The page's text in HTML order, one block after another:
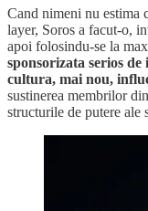
Cand nimeni nu estima
layer, Soros a facut-o,
apoi folosindu-se la
sponsorizata serios
cultura, mai nou,
sustinerea membrilor
structurile de putere ale